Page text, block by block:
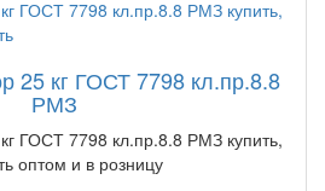
25 кг ГОСТ 7798 кл.пр.8.8
РМЗ
ГОСТ 7798 кл.пр.8.8 РМЗ купить,
оптом и в розницу